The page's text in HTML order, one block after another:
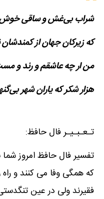
شراب بی‌غش و ساقی خوش
که زیرکان جهان از
من ار چه عاشقم و رند و
هزار شکر که یاران شهر
تـعـبـیـر فال حافظ:
تفسیر فال حافظ امروز
که همگی وفا می کنند و
فقیرند ولی در عین